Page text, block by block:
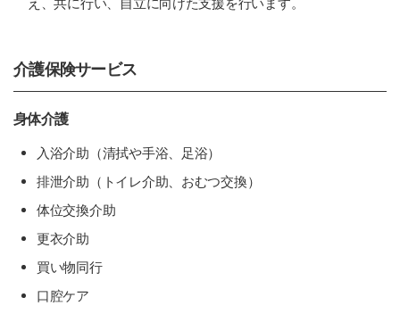
介護保険サービス
身体介護
入浴介助（清拭や手浴、足浴）
排泄介助（トイレ介助、おむつ交換）
体位交換介助
更衣介助
買い物同行
口腔ケア